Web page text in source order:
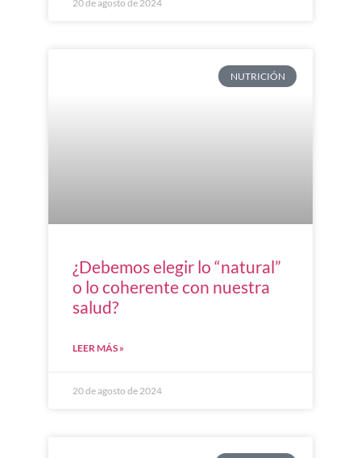
20 de agosto de 2024
NUTRICIÓN
¿Debemos elegir lo “natural”
o lo coherente con nuestra
salud?
LEER MÁS »
20 de agosto de 2024